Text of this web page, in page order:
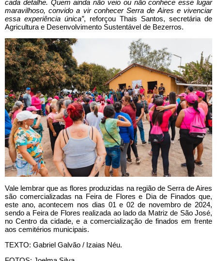
cada detalhe. Quem ainda não veio ou não conhece esse lugar
maravilhoso, convido a vir conhecer Serra de Aires e vivenciar
essa experiência única”, reforçou Thais Santos, secretária de
Agricultura e Desenvolvimento Sustentável de Bezerros.
Vale lembrar que as flores produzidas na região de Serra de Aires
são comercializadas na Feira de Flores e Dia de Finados que,
este ano, acontecem nos dias 01 e 02 de novembro de 2024,
sendo a Feira de Flores realizada ao lado da Matriz de São José,
no Centro da cidade, e a comercialização de finados em frente
aos cemitérios municipais.
TEXTO: Gabriel Galvão / Izaias Néu.